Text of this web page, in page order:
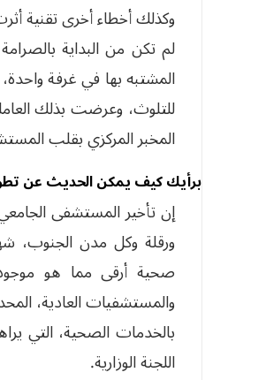
وكذلك أخطاء أخرى تقنية
لم تكن من البداية
المشتبه بها في غرفة
للتلوث، وعرضت بذلك
المخبر المركزي بقلب
برأيك كيف يمكن الحديث عن
إن تأخير المستشفى
ورقلة وكل مدن الجنوب،
صحية أرقى مما هو موجود
والمستشفيات العادية،
بالخدمات الصحية، التي
اللجنة الوزارية.